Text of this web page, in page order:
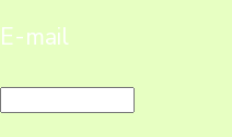
E-mail